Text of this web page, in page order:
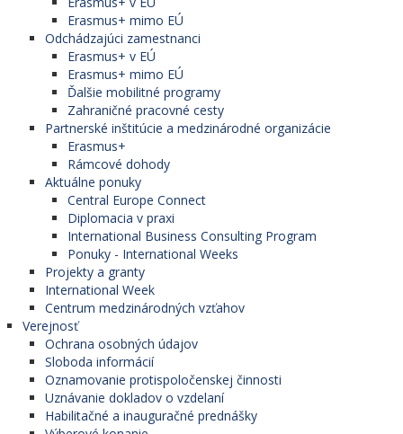
Erasmus+ mimo EÚ
Odchádzajúci zamestnanci
Erasmus+ v EÚ
Erasmus+ mimo EÚ
Ďalšie mobilitné programy
Zahraničné pracovné cesty
Partnerské inštitúcie a medzinárodné organizácie
Erasmus+
Rámcové dohody
Aktuálne ponuky
Central Europe Connect
Diplomacia v praxi
International Business Consulting Program
Ponuky - International Weeks
Projekty a granty
International Week
Centrum medzinárodných vzťahov
Verejnosť
Ochrana osobných údajov
Sloboda informácií
Oznamovanie protispoločenskej činnosti
Uznávanie dokladov o vzdelaní
Habilitačné a inauguračné prednášky